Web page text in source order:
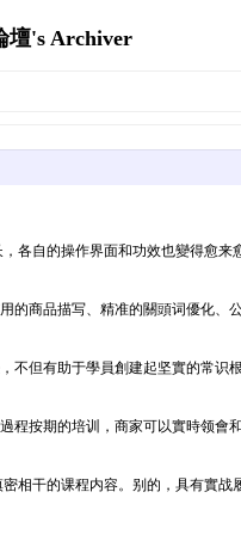
壇's Archiver
自的操作界面和功效也變得愈
商品描写、精准的關頭词優化
但有助于學員創建起坚實的常
按期的培训，商家可以實時领
干的课程内容。别的，具有實